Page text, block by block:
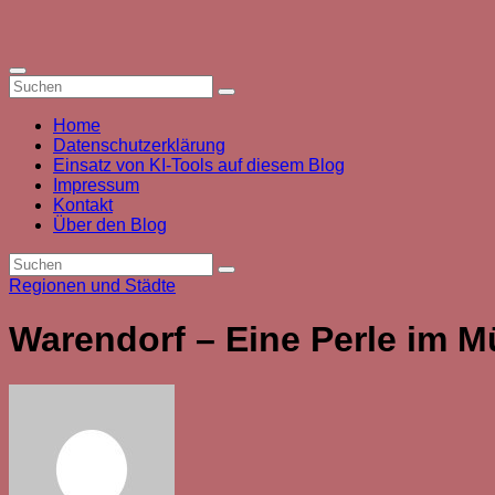
springen
Home
Datenschutzerklärung
Einsatz von KI-Tools auf diesem Blog
Impressum
Kontakt
Über den Blog
Regionen und Städte
Warendorf – Eine Perle im